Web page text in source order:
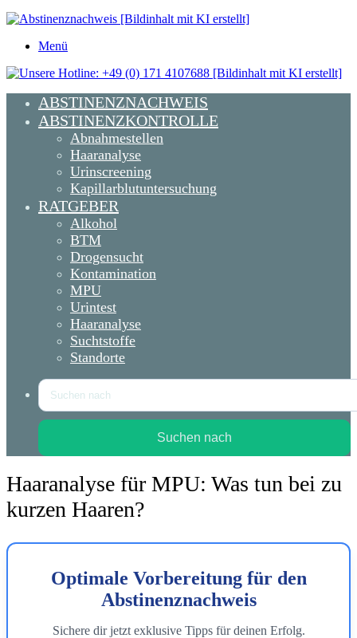
Menü
ABSTINENZNACHWEIS
ABSTINENZKONTROLLE
Abnahmestellen
Haaranalyse
Urinscreening
Kapillarblutuntersuchung
RATGEBER
Alkohol
BTM
Drogensucht
Kontamination
MPU
Urintest
Haaranalyse
Suchtstoffe
Standorte
Suchen nach
Haaranalyse für MPU: Was tun bei zu
kurzen Haaren?
Optimale Vorbereitung für den
Abstinenznachweis
Sichere dir jetzt exklusive Tipps für deinen Erfolg.